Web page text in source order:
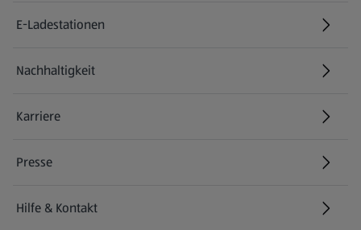
E-Ladestationen
Nachhaltigkeit
Karriere
Presse
Hilfe & Kontakt
(öffnet in einem neuen Tab)